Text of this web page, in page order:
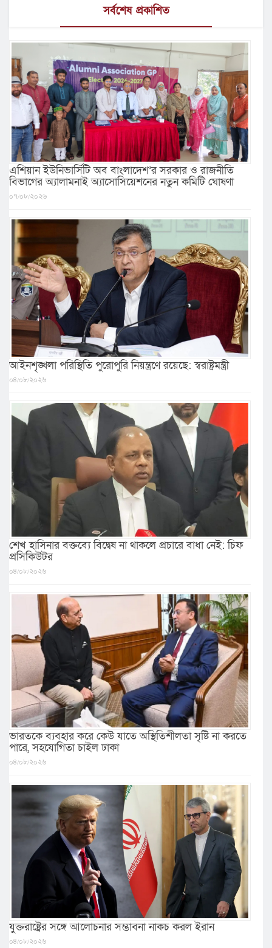
সর্বশেষ প্রকাশিত
এশিয়ান ইউনিভার্সিটি অব বাংলাদেশ’র সরকার ও রাজনীতি
বিভাগের অ্যালামনাই অ্যাসোসিয়েশনের নতুন কমিটি ঘোষণা
০৭/০৮/২০২৬
আইনশৃঙ্খলা পরিস্থিতি পুরোপুরি নিয়ন্ত্রণে রয়েছে: স্বরাষ্ট্রমন্ত্রী
০৪/০৮/২০২৬
শেখ হাসিনার বক্তব্যে বিদ্বেষ না থাকলে প্রচারে বাধা নেই: চিফ
প্রসিকিউটর
০৪/০৮/২০২৬
ভারতকে ব্যবহার করে কেউ যাতে অস্থিতিশীলতা সৃষ্টি না করতে
পারে, সহযোগিতা চাইল ঢাকা
০৪/০৮/২০২৬
যুক্তরাষ্ট্রের সঙ্গে আলোচনার সম্ভাবনা নাকচ করল ইরান
০৪/০৮/২০২৬